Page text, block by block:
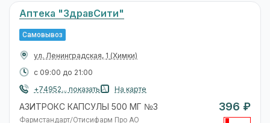
Аптека "ЗдравСити"
Самовывоз
ул. Ленинградская, 1 (Химки)
с 09:00 до 21:00
+74952... показать
На карте
АЗИТРОКС КАПСУЛЫ 500 МГ №3
Фармстандарт/Отисифарм Про АО
396 ₽